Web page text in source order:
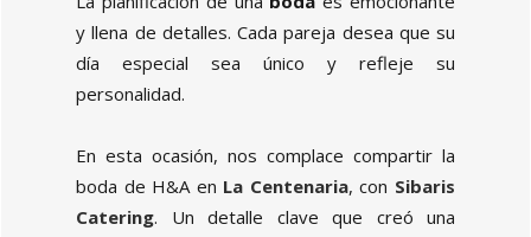
y llena de detalles. Cada pareja desea que su
día especial sea único y refleje su
personalidad.
En esta ocasión, nos complace compartir la
boda de H&A en La Centenaria, con Sibaris
Catering. Un detalle clave que creó una